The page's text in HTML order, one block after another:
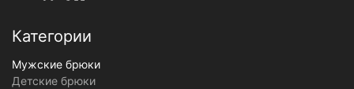
Категории
Мужские брюки
Детские брюки